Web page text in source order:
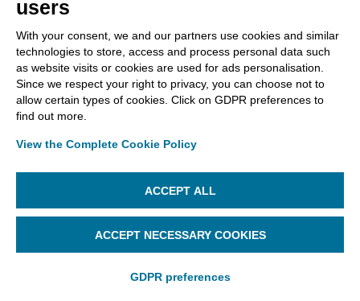
digitare la propria firma, scegliendo poi in basso
a destra un font per la firma;
users
With your consent, we and our partners use cookies and similar
technologies to store, access and process personal data such
as website visits or cookies are used for ads personalisation.
Since we respect your right to privacy, you can choose not to
allow certain types of cookies. Click on GDPR preferences to
find out more.
View the Complete Cookie Policy
ACCEPT ALL
ACCEPT NECESSARY COOKIES
GDPR preferences